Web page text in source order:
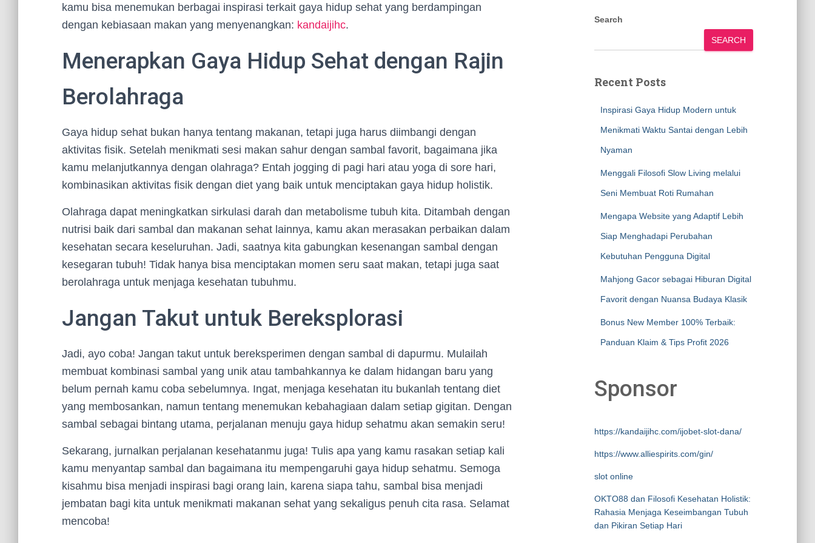
kamu bisa menemukan berbagai inspirasi terkait gaya hidup sehat yang berdampingan
dengan kebiasaan makan yang menyenangkan: kandaijihc.
Menerapkan Gaya Hidup Sehat dengan Rajin
Berolahraga
Gaya hidup sehat bukan hanya tentang makanan, tetapi juga harus diimbangi dengan
aktivitas fisik. Setelah menikmati sesi makan sahur dengan sambal favorit, bagaimana jika
kamu melanjutkannya dengan olahraga? Entah jogging di pagi hari atau yoga di sore hari,
kombinasikan aktivitas fisik dengan diet yang baik untuk menciptakan gaya hidup holistik.
Olahraga dapat meningkatkan sirkulasi darah dan metabolisme tubuh kita. Ditambah dengan
nutrisi baik dari sambal dan makanan sehat lainnya, kamu akan merasakan perbaikan dalam
kesehatan secara keseluruhan. Jadi, saatnya kita gabungkan kesenangan sambal dengan
kesegaran tubuh! Tidak hanya bisa menciptakan momen seru saat makan, tetapi juga saat
berolahraga untuk menjaga kesehatan tubuhmu.
Jangan Takut untuk Bereksplorasi
Jadi, ayo coba! Jangan takut untuk bereksperimen dengan sambal di dapurmu. Mulailah
membuat kombinasi sambal yang unik atau tambahkannya ke dalam hidangan baru yang
belum pernah kamu coba sebelumnya. Ingat, menjaga kesehatan itu bukanlah tentang diet
yang membosankan, namun tentang menemukan kebahagiaan dalam setiap gigitan. Dengan
sambal sebagai bintang utama, perjalanan menuju gaya hidup sehatmu akan semakin seru!
Sekarang, jurnalkan perjalanan kesehatanmu juga! Tulis apa yang kamu rasakan setiap kali
kamu menyantap sambal dan bagaimana itu mempengaruhi gaya hidup sehatmu. Semoga
kisahmu bisa menjadi inspirasi bagi orang lain, karena siapa tahu, sambal bisa menjadi
jembatan bagi kita untuk menikmati makanan sehat yang sekaligus penuh cita rasa. Selamat
mencoba!
Search
SEARCH
Recent Posts
Inspirasi Gaya Hidup Modern untuk
Menikmati Waktu Santai dengan Lebih
Nyaman
Menggali Filosofi Slow Living melalui
Seni Membuat Roti Rumahan
Mengapa Website yang Adaptif Lebih
Siap Menghadapi Perubahan
Kebutuhan Pengguna Digital
Mahjong Gacor sebagai Hiburan Digital
Favorit dengan Nuansa Budaya Klasik
Bonus New Member 100% Terbaik:
Panduan Klaim & Tips Profit 2026
Sponsor
https://kandaijihc.com/ijobet-slot-dana/
https://www.alliespirits.com/gin/
slot online
OKTO88 dan Filosofi Kesehatan Holistik:
Rahasia Menjaga Keseimbangan Tubuh
dan Pikiran Setiap Hari